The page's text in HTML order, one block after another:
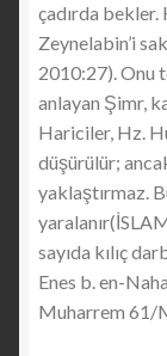
çadırda
Zeynelabin’i
2010:27). Onu
anlayan Şimr,
Hariciler, Hz.
düşürülür;
yaklaştırmaz.
sayıda kılıç
Enes b. en-
Muharrem 61/